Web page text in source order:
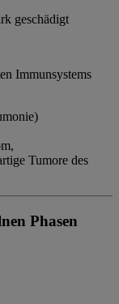
geschädigt
Immunsystems
Tumore des
Phasen